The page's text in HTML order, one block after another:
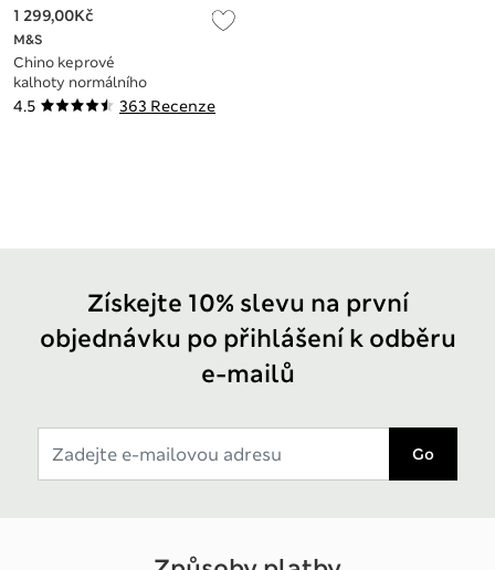
4.5 363 Recenze
M&S
Chino keprové
kalhoty normálního
střihu
1 299,00Kč
Získejte 10% slevu na první
objednávku po přihlášení k odběru
e-mailů
Go